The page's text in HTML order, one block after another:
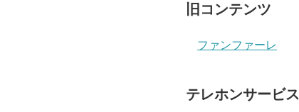
旧コンテンツ
ファンファーレ
テレホンサービス